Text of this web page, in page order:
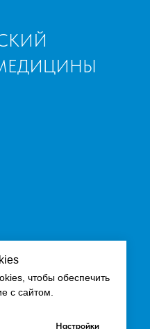
чтобы обеспечить
с сайтом.
Настройки